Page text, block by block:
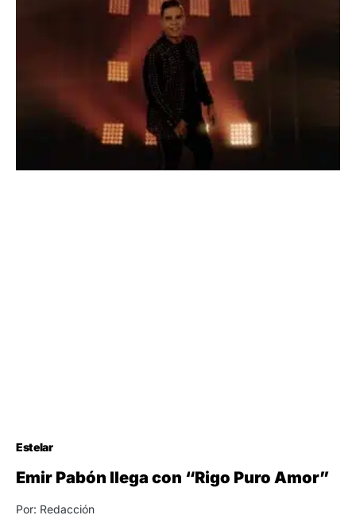
Estelar
Emir Pabón llega con “Rigo Puro Amor”
Por: Redacción